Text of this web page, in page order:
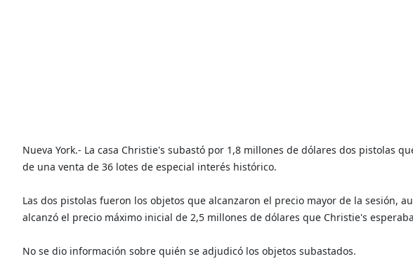
Nueva York.- La casa Christie's subastó por 1,8 millones de dólares dos pistolas
de una venta de 36 lotes de especial interés histórico.
Las dos pistolas fueron los objetos que alcanzaron el precio mayor de la sesión,
alcanzó el precio máximo inicial de 2,5 millones de dólares que Christie's
No se dio información sobre quién se adjudicó los objetos subastados.